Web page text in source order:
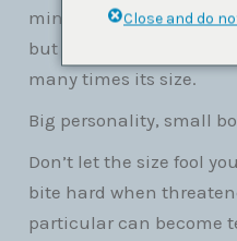
miniature. A Pacific
but has the personality
many times its size.
Big personality, small
Don’t let the size fool
bite hard when
particular can become
Close and do